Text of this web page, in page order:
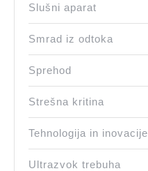
Slušni aparat
Smrad iz odtoka
Sprehod
Strešna kritina
Tehnologija in inovacije
Ultrazvok trebuha